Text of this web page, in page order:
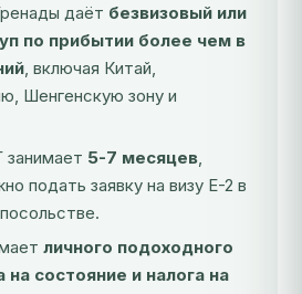
даёт безвизовый или
по прибытии более чем в
, включая Китай,
Шенгенскую зону и
5-7 месяцев,
подать заявку на визу E-2 в
личного подоходного
на состояние и налога на